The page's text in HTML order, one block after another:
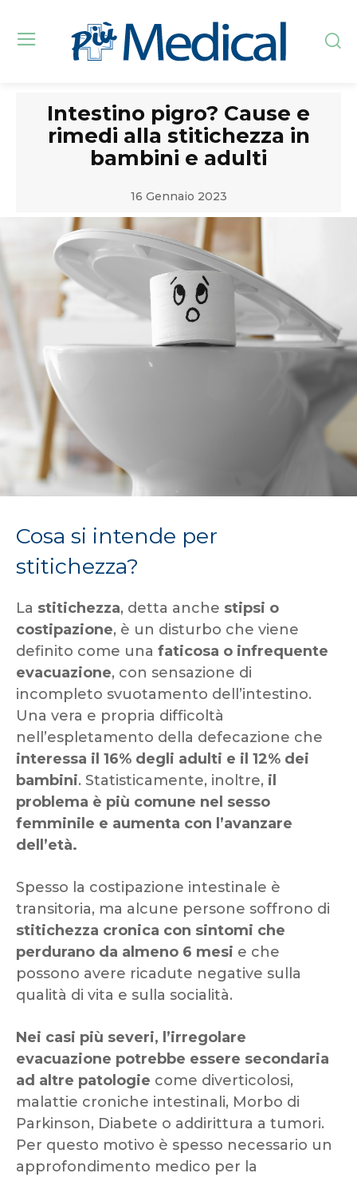
Intestino pigro? Cause e
rimedi alla stitichezza in
bambini e adulti
16 Gennaio 2023
Cosa si intende per
stitichezza?
La stitichezza, detta anche stipsi o
costipazione, è un disturbo che viene
definito come una faticosa o infrequente
evacuazione, con sensazione di
incompleto svuotamento dell’intestino.
Una vera e propria difficoltà
nell’espletamento della defecazione che
interessa il 16% degli adulti e il 12% dei
bambini. Statisticamente, inoltre, il
problema è più comune nel sesso
femminile e aumenta con l’avanzare
dell’età.
Spesso la costipazione intestinale è
transitoria, ma alcune persone soffrono di
stitichezza cronica con sintomi che
perdurano da almeno 6 mesi e che
possono avere ricadute negative sulla
qualità di vita e sulla socialità.
Nei casi più severi, l’irregolare
evacuazione potrebbe essere secondaria
ad altre patologie come diverticolosi,
malattie croniche intestinali, Morbo di
Parkinson, Diabete o addirittura a tumori.
Per questo motivo è spesso necessario un
approfondimento medico per la